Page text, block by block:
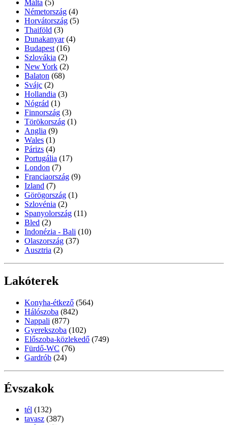
Málta (5)
Németország (4)
Horvátország (5)
Thaiföld (3)
Dunakanyar (4)
Budapest (16)
Szlovákia (2)
New York (2)
Balaton (68)
Svájc (2)
Hollandia (3)
Nógrád (1)
Finnország (3)
Törökország (1)
Anglia (9)
Wales (1)
Párizs (4)
Portugália (17)
London (7)
Franciaország (9)
Izland (7)
Görögország (1)
Szlovénia (2)
Spanyolország (11)
Bled (2)
Indonézia - Bali (10)
Olaszország (37)
Ausztria (2)
Lakóterek
Konyha-étkező (564)
Hálószoba (842)
Nappali (877)
Gyerekszoba (102)
Előszoba-közlekedő (749)
Fürdő-WC (76)
Gardrób (24)
Évszakok
tél (132)
tavasz (387)